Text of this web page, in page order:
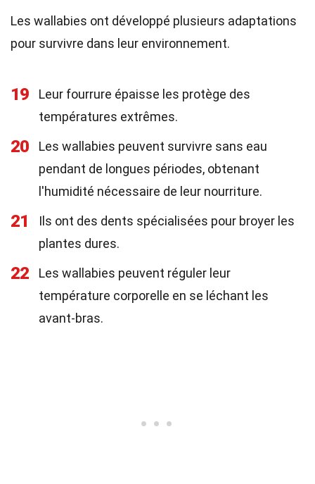
Les wallabies ont développé plusieurs adaptations
pour survivre dans leur environnement.
19
Leur fourrure épaisse les protège des
températures extrêmes.
20
Les wallabies peuvent survivre sans eau
pendant de longues périodes, obtenant
l'humidité nécessaire de leur nourriture.
21
Ils ont des dents spécialisées pour broyer les
plantes dures.
22
Les wallabies peuvent réguler leur
température corporelle en se léchant les
avant-bras.